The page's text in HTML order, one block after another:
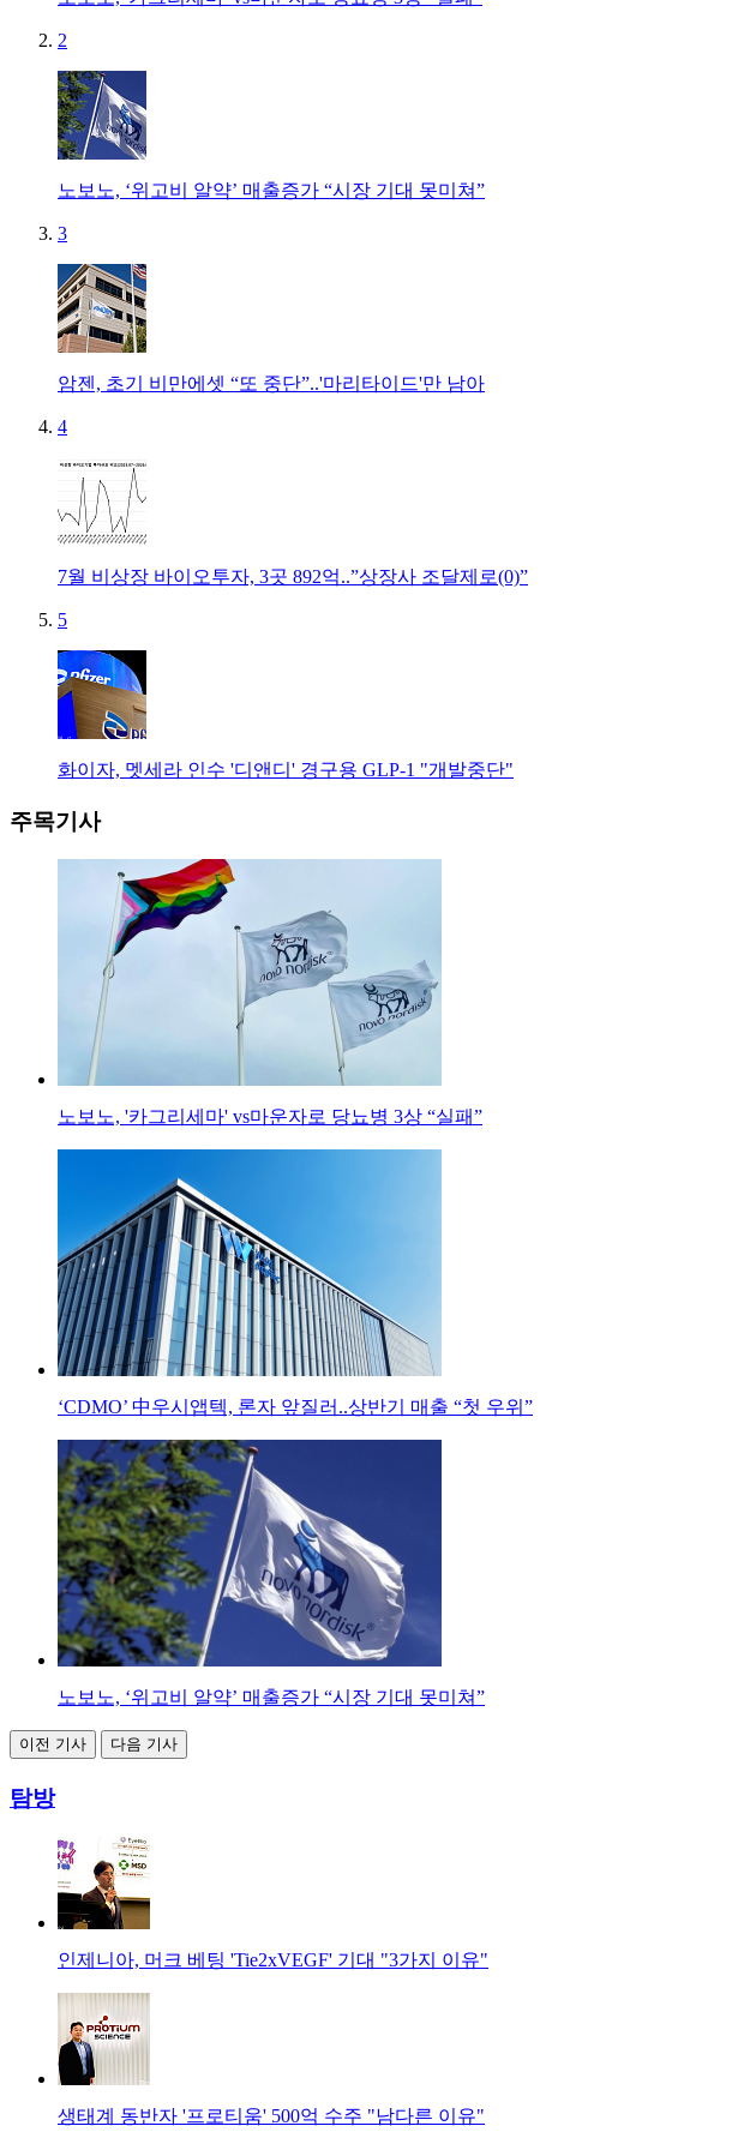
2
노보노, ‘위고비 알약’ 매출증가 “시장 기대 못미쳐”
3
암젠, 초기 비만에셋 “또 중단”..'마리타이드'만 남아
4
7월 비상장 바이오투자, 3곳 892억..”상장사 조달제로(0)”
5
화이자, 멧세라 인수 '디앤디' 경구용 GLP-1 "개발중단"
주목기사
노보노, '카그리세마' vs마운자로 당뇨병 3상 “실패”
‘CDMO’ 中우시앱텍, 론자 앞질러..상반기 매출 “첫 우위”
노보노, ‘위고비 알약’ 매출증가 “시장 기대 못미쳐”
이전 기사 다음 기사
탐방
인제니아, 머크 베팅 'Tie2xVEGF' 기대 "3가지 이유"
생태계 동반자 '프로티움' 500억 수주 "남다른 이유"